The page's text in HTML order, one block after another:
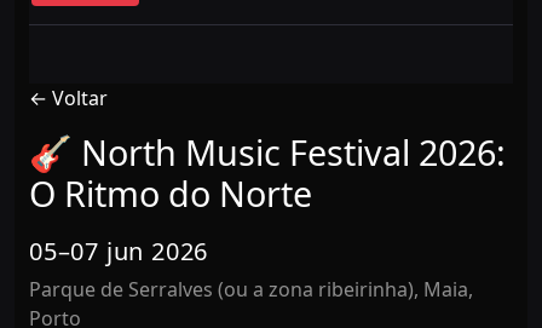
← Voltar
🎸 North Music Festival 2026:
O Ritmo do Norte
05–07 jun 2026
Parque de Serralves (ou a zona ribeirinha), Maia,
Porto